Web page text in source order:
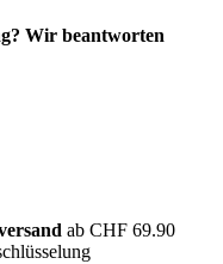
Wir beantworten
ab CHF 69.90